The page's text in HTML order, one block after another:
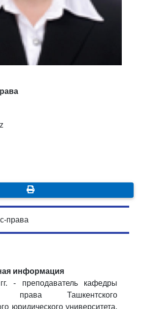
права
информация
- преподаватель кафедры
права Ташкентского
юридического университета.